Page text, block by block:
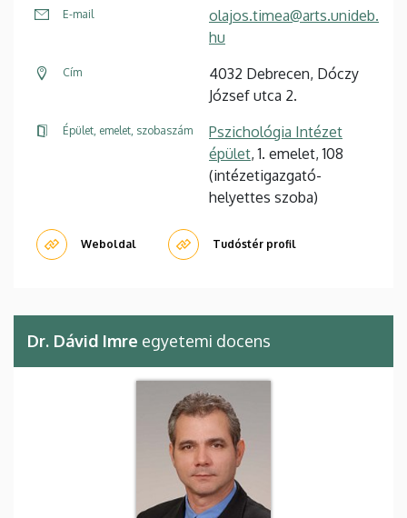
E-mail
olajos.timea@arts.unideb.
hu
Cím
4032 Debrecen, Dóczy
József utca 2.
Épület, emelet, szobaszám
Pszichológia Intézet
épület, 1. emelet, 108
(intézetigazgató-
helyettes szoba)
Weboldal Tudóstér profil
Dr. Dávid Imre egyetemi docens